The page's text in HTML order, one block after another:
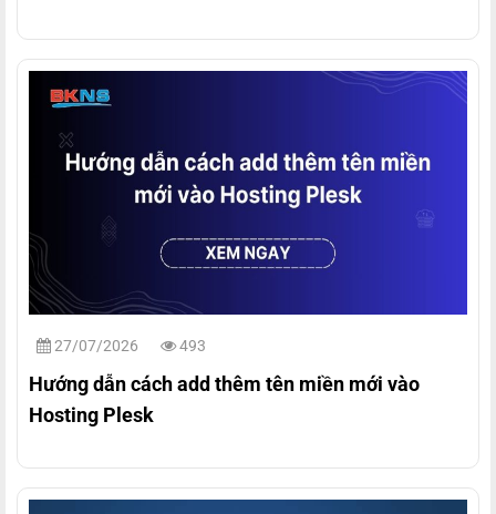
27/07/2026 493
Hướng dẫn cách add thêm tên miền mới vào
Hosting Plesk